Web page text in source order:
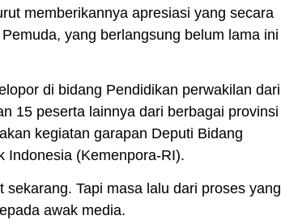
memberikannya apresiasi yang secara
yang berlangsung belum lama ini
di bidang Pendidikan perwakilan dari
15 peserta lainnya dari berbagai provinsi
kegiatan garapan Deputi Bidang
Indonesia (Kemenpora-RI).
Tapi masa lalu dari proses yang
awak media.